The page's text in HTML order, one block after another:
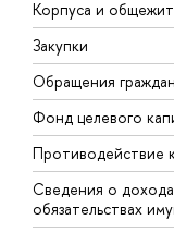
Корпуса и
Закупки
Обращения
Фонд целевого
Противодействие
Сведения о
обязательствах